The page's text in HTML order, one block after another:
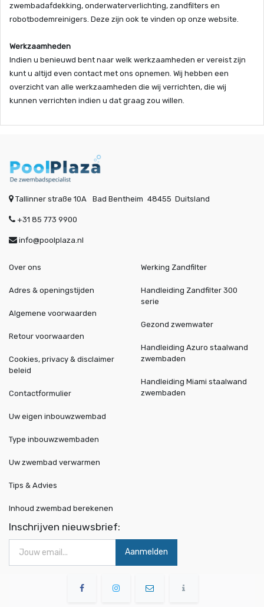
zwembadafdekking, onderwaterverlichting, zandfilters en
robotbodemreinigers. Deze zijn ook te vinden op onze website.
Werkzaamheden
Indien u benieuwd bent naar welk werkzaamheden er vereist zijn
kunt u altijd even contact met ons opnemen. Wij hebben een
overzicht van alle werkzaamheden die wij verrichten, die wij
kunnen verrichten indien u dat graag zou willen.
Tallinner straße 10A Bad Bentheim 48455 Duitsland
+31 85 773 9900
info@poolplaza.nl
Over ons
Adres & openingstijden
Algemene voorwaarden
Retour voorwaarden
Cookies, privacy & disclaimer
beleid
Contactformulier
Werking Zandfilter
Handleiding Zandfilter 300
serie
Gezond zwemwater
Handleiding Azuro staalwand
zwembaden
Handleiding Miami staalwand
zwembaden
Uw eigen inbouwzwembad
Type inbouwzwembaden
Uw zwembad verwarmen
Tips & Advies
Inhoud zwembad berekenen
Inschrijven nieuwsbrief:
Aanmelden